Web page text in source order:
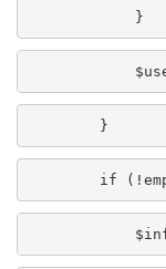
}
$users_list
}
if
$info =